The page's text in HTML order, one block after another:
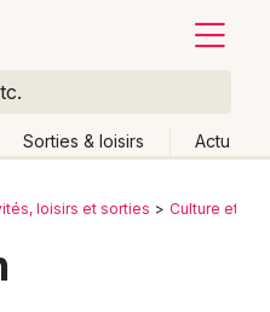
Sorties & loisirs Actu
loisirs et sorties Culture et